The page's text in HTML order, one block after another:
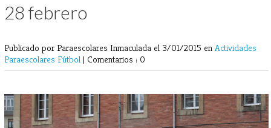
28 febrero
Publicado por Paraescolares Inmaculada el 3/01/2015 en Actividades
Paraescolares Fútbol | Comentarios : 0